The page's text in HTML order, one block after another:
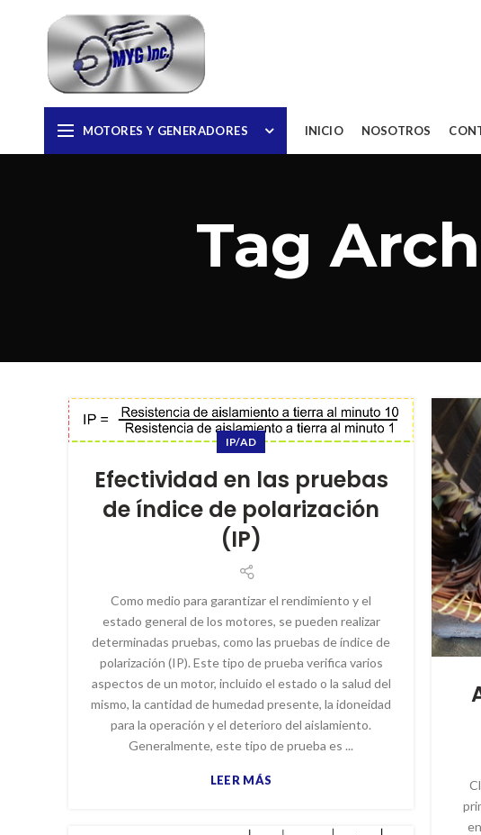
MOTORES Y GENERADORES INICIO NOSOTROS
Tag
IP/AD
Efectividad en las pruebas
de índice de polarización
(IP)
Como medio para garantizar el rendimiento y el
estado general de los motores, se pueden realizar
determinadas pruebas, como las pruebas de índice de
polarización (IP). Este tipo de prueba verifica varios
aspectos de un motor, incluido el estado o la salud del
mismo, la cantidad de humedad presente, la idoneidad
para la operación y el deterioro del aislamiento.
Generalmente, este tipo de prueba es ...
LEER MÁS